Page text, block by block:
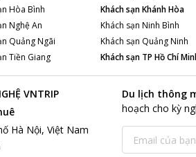
Hòa Bình Khách sạnKhánh Hòa
Nghệ An Khách sạn Ninh Bình
Quảng Ngãi Khách sạn Quảng Ninh
Tiền Giang Khách sạn TP Hồ Chí
VNTRIP
Hà Nội, Việt Nam
Du lịch thông
hoạch cho kỳ